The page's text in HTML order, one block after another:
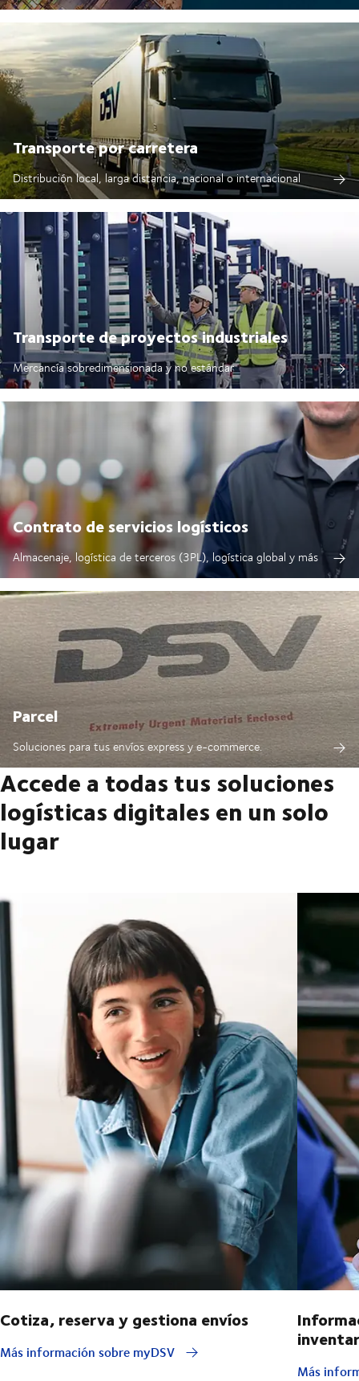
Transporte por carretera
Distribución local, larga distancia, nacional o internacional
Transporte de proyectos industriales
Mercancía sobredimensionada y no estándar
Contrato de servicios logísticos
Almacenaje, logística de terceros (3PL), logística global y más
Parcel
Soluciones para tus envíos express y e-commerce.
Accede a todas tus soluciones
logísticas digitales en un solo
lugar
Cotiza, reserva y gestiona envíos
Más información sobre myDSV
Más